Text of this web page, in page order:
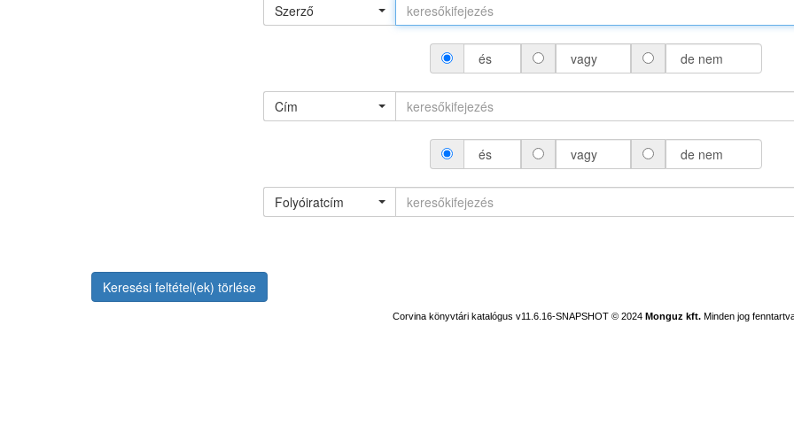
Szerző
és vagy de nem
Cím
és vagy de nem
Folyóiratcím
Keresési feltétel(ek) törlése
Corvina könyvtári katalógus v11.6.16-SNAPSHOT © 2024 Monguz kft. Minden jog